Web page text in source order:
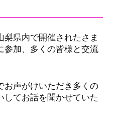
梨県内で開催されたさま
参加、多くの皆様と交流
お声がけいただき多くの
してお話を聞かせていた